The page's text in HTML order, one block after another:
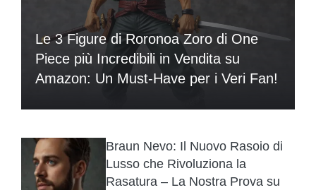
Le 3 Figure di Roronoa Zoro di One
Piece più Incredibili in Vendita su
Amazon: Un Must-Have per i Veri Fan!
Braun Nevo: Il Nuovo Rasoio di
Lusso che Rivoluziona la
Rasatura – La Nostra Prova su